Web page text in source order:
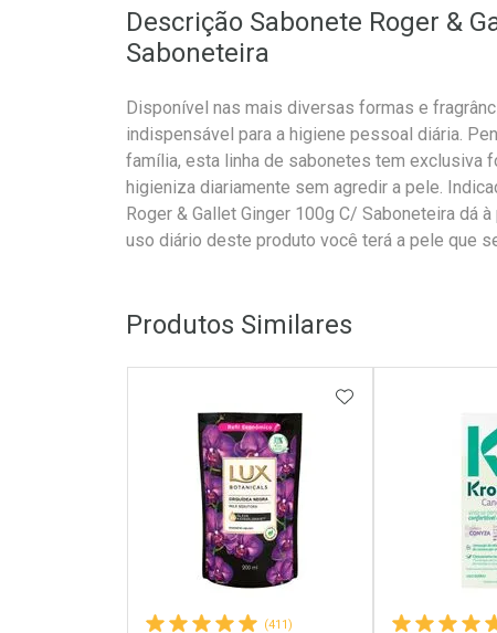
Descrição Sabonete Roger &
Saboneteira
Disponível nas mais diversas formas e
indispensável para a higiene pessoal diária.
família, esta linha de sabonetes tem exclusiva
higieniza diariamente sem agredir a pele.
Roger & Gallet Ginger 100g C/ Saboneteira dá
uso diário deste produto você terá a pele que
Produtos Similares
(411)
ADICIONAR AOS